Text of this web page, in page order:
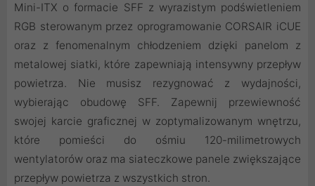
Mini-ITX o formacie SFF z wyrazistym podświetleniem
RGB sterowanym przez oprogramowanie CORSAIR iCUE
oraz z fenomenalnym chłodzeniem dzięki panelom z
metalowej siatki, które zapewniają intensywny przepływ
powietrza. Nie musisz rezygnować z wydajności,
wybierając obudowę SFF. Zapewnij przewiewność
swojej karcie graficznej w zoptymalizowanym wnętrzu,
które pomieści do ośmiu 120-milimetrowych
wentylatorów oraz ma siateczkowe panele zwiększające
przepływ powietrza z wszystkich stron.